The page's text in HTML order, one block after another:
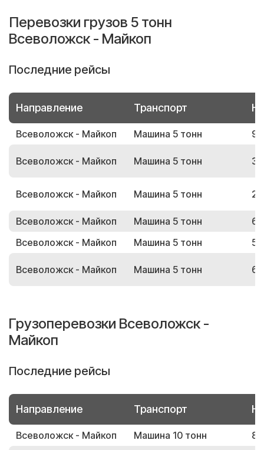
Перевозки грузов 5 тонн
Всеволожск - Майкоп
Последние рейсы
Направление Транспорт
Всеволожск - Майкоп Машина 5 тонн
Всеволожск - Майкоп Машина 5 тонн
Всеволожск - Майкоп Машина 5 тонн
Всеволожск - Майкоп Машина 5 тонн
Всеволожск - Майкоп
Машина 5 тонн
Всеволожск - Майкоп Машина 5 тонн
Грузоперевозки Всеволожск -
Майкоп
Последние рейсы
Направление Транспорт
Всеволожск - Майкоп Машина 10 тонн